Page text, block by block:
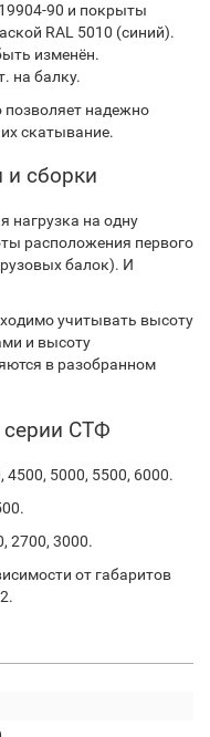
90 и покрыты
RAL 5010 (синий).
изменён.
на балку.
позволяет надежно
скатывание.
и сборки
нагрузка на одну
расположения первого
балок). И
учитывать высоту
и высоту
в разобранном
СТФ
4500, 5000, 5500, 6000.
2700, 3000.
от габаритов